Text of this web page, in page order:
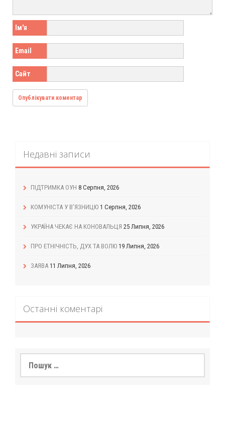
Ім'я
Email
Сайт
Недавні записи
ПІДТРИМКА ОУН 8 Серпня, 2026
КОМУНІСТА У В’ЯЗНИЦЮ 1 Серпня, 2026
УКРАЇНА ЧЕКАЄ НА КОНОВАЛЬЦЯ 25 Липня, 2026
ПРО ЕТНІЧНІСТЬ, ДУХ ТА ВОЛЮ 19 Липня, 2026
ЗАЯВА 11 Липня, 2026
Останні коментарі